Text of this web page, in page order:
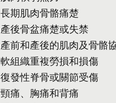
長期肌肉骨骼痛楚
產後骨盆痛楚或失禁
產前和產後的肌肉及骨骼
軟組織重複勞損和損傷
復發性脊骨或關節受傷
頸痛、胸痛和背痛